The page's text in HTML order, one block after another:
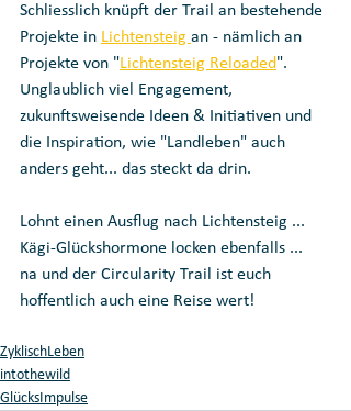
Schliesslich knüpft der Trail an bestehende
Projekte in Lichtensteig an - nämlich an
Projekte von "Lichtensteig Reloaded".
Unglaublich viel Engagement,
zukunftsweisende Ideen & Initiativen und
die Inspiration, wie "Landleben" auch
anders geht... das steckt da drin.
Lohnt einen Ausflug nach Lichtensteig ...
Kägi-Glückshormone locken ebenfalls ...
na und der Circularity Trail ist euch
hoffentlich auch eine Reise wert!
ZyklischLeben
intothewild
GlücksImpulse